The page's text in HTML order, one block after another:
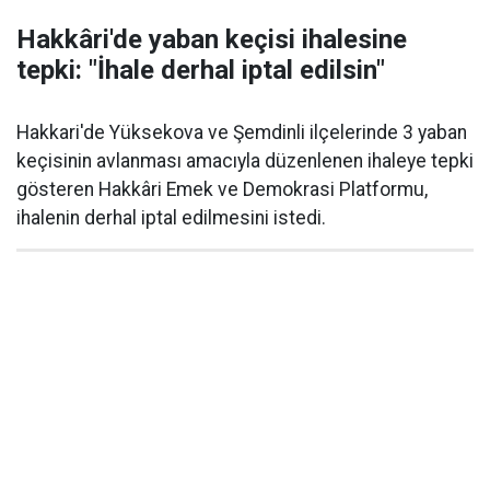
Hakkâri'de yaban keçisi ihalesine
tepki: "İhale derhal iptal edilsin"
Hakkari'de Yüksekova ve Şemdinli ilçelerinde 3 yaban
keçisinin avlanması amacıyla düzenlenen ihaleye tepki
gösteren Hakkâri Emek ve Demokrasi Platformu,
ihalenin derhal iptal edilmesini istedi.